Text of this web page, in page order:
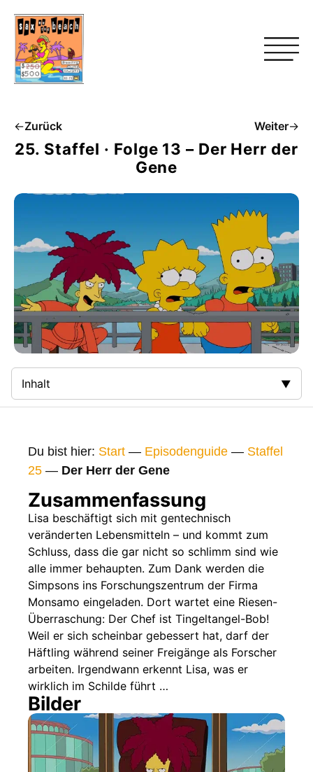
←Zurück Weiter→
25. Staffel · Folge 13 – Der Herr der
Gene
Inhalt
Gags
Gaststars
Fakten
Sendetermine
Nächste / Vorherige Folge
Du bist hier: Start — Episodenguide — Staffel
25 — Der Herr der Gene
Zusammenfassung
Lisa beschäftigt sich mit gentechnisch
veränderten Lebensmitteln – und kommt zum
Schluss, dass die gar nicht so schlimm sind wie
alle immer behaupten. Zum Dank werden die
Simpsons ins Forschungszentrum der Firma
Monsamo eingeladen. Dort wartet eine Riesen-
Überraschung: Der Chef ist Tingeltangel-Bob!
Weil er sich scheinbar gebessert hat, darf der
Häftling während seiner Freigänge als Forscher
arbeiten. Irgendwann erkennt Lisa, was er
wirklich im Schilde führt …
Bilder